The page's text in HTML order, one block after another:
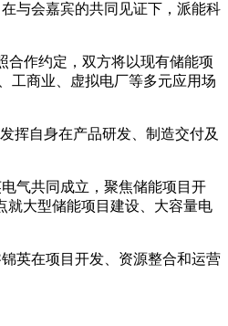
与会嘉宾的共同见证下，派能科
合作约定，双方将以现有储能项
工商业、虚拟电厂等多元应用场
挥自身在产品研发、制造交付及
气共同成立，聚焦储能项目开
就大型储能项目建设、大容量电
英在项目开发、资源整合和运营